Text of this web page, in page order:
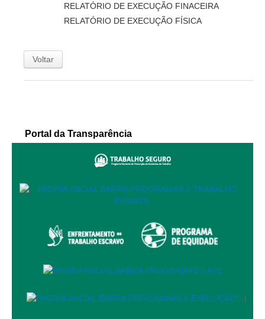
Servidores
Comitê de Segurança Permanente
Comissão Permanente de Gestão Socioambiental
Comitê Gestor do Plano de Contratações e Aquisições
no Âmbito do TRT11
Comitê de Equidade de Raça, Gênero e Diversidade
Comissão de Justiça Itinerante
Automação e IA
Governança
RELATÓRIO DE EXECUÇÃO FINACEIRA
RELATÓRIO DE EXECUÇÃO FÍSICA
Voltar
Portal da Transparência
|